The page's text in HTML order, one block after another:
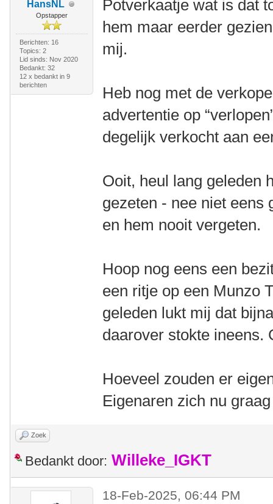
HansNL
Opstapper
Berichten: 16
Topics: 2
Lid sinds: Nov 2020
Bedankt: 32
12 x bedankt in 9
berichten
Potverkaatje wat is dat
hem maar eerder
mij.
Heb nog met de
advertentie op
degelijk verkocht aan
Ooit, heul lang geleden
gezeten - nee niet eens
en hem nooit vergeten.
Hoop nog eens een
een ritje op een Munzo
geleden lukt mij dat
daarover stokte ineens.
Hoeveel zouden er
Eigenaren zich nu
Zoek
Bedankt door: Willeke_IGKT
18-Feb-2025, 06:44 PM